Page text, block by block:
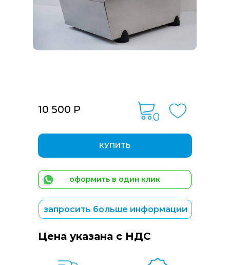
0
запросить больше информации
оформить в один клик
КУПИТЬ
10 500 Р
Цена указана с НДС